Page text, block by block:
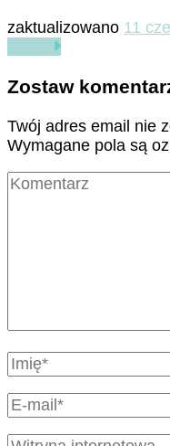
zaktualizowano 11
Zostaw
Twój adres email nie
Wymagane pola są